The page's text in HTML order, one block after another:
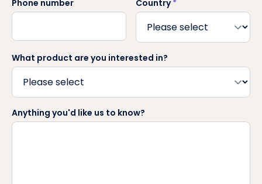
Phone number Country*
What product are you interested in?
Anything you'd like us to know?